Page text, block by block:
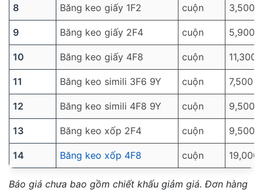
8 Băng keo giấy 1F2 cuộn 3,500
9 Băng keo giấy 2F4 cuộn 5,900
10 Băng keo giấy 4F8 cuộn 11,300
11 Băng keo simili 3F6 9Y cuộn 7,500
12 Băng keo simili 4F8 9Y cuộn 9,500
13 Băng keo xốp 2F4 cuộn 9,500
14 Băng keo xốp 4F8 cuộn 19,000
Báo giá chưa bao gồm chiết khấu giảm giá. Đơn hàng